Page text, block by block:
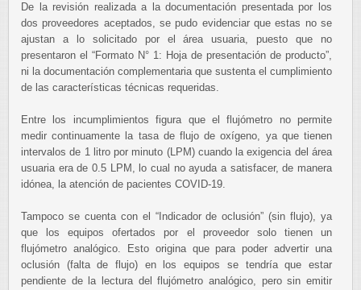
De la revisión realizada a la documentación presentada por los
dos proveedores aceptados, se pudo evidenciar que estas no se
ajustan a lo solicitado por el área usuaria, puesto que no
presentaron el “Formato N° 1: Hoja de presentación de producto”,
ni la documentación complementaria que sustenta el cumplimiento
de las características técnicas requeridas.
Entre los incumplimientos figura que el flujómetro no permite
medir continuamente la tasa de flujo de oxígeno, ya que tienen
intervalos de 1 litro por minuto (LPM) cuando la exigencia del área
usuaria era de 0.5 LPM, lo cual no ayuda a satisfacer, de manera
idónea, la atención de pacientes COVID-19.
Tampoco se cuenta con el “Indicador de oclusión” (sin flujo), ya
que los equipos ofertados por el proveedor solo tienen un
flujómetro analógico. Esto origina que para poder advertir una
oclusión (falta de flujo) en los equipos se tendría que estar
pendiente de la lectura del flujómetro analógico, pero sin emitir